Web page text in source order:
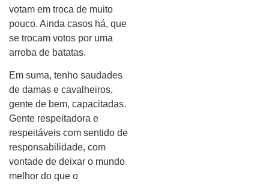
votam em troca de muito
pouco. Ainda casos há, que
se trocam votos por uma
arroba de batatas.
Em suma, tenho saudades
de damas e cavalheiros,
gente de bem, capacitadas.
Gente respeitadora e
respeitáveis com sentido de
responsabilidade, com
vontade de deixar o mundo
melhor do que o